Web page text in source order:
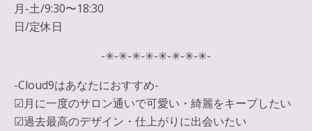
月-土/9:30〜18:30
日/定休日
-✳︎-✳︎-✳︎-✳︎-✳︎-✳︎-✳︎-✳︎-
-Cloud9はあなたにおすすめ-
☑︎月に一度のサロン通いで可愛い・綺麗をキープしたい
☑︎過去最高のデザイン・仕上がりに出会いたい